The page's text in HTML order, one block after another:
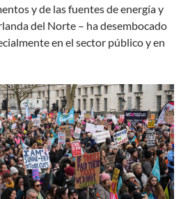
y de las fuentes de energía y
del Norte – ha desembocado
en el sector público y en